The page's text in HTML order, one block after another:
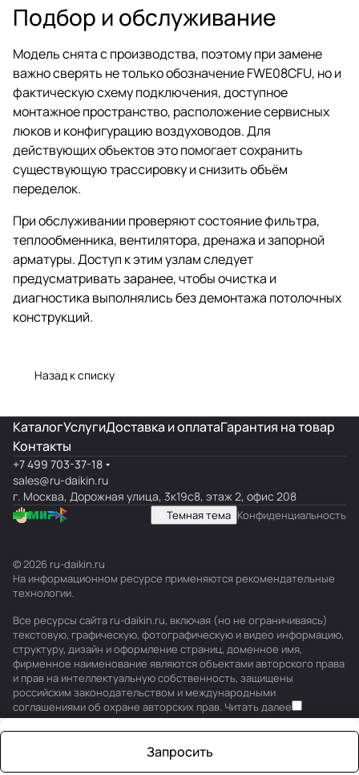
Подбор и обслуживание
Модель снята с производства, поэтому при замене
важно сверять не только обозначение FWE08CFU, но и
фактическую схему подключения, доступное
монтажное пространство, расположение сервисных
люков и конфигурацию воздуховодов. Для
действующих объектов это помогает сохранить
существующую трассировку и снизить объём
переделок.
При обслуживании проверяют состояние фильтра,
теплообменника, вентилятора, дренажа и запорной
арматуры. Доступ к этим узлам следует
предусматривать заранее, чтобы очистка и
диагностика выполнялись без демонтажа потолочных
конструкций.
Назад к списку
Запросить
КаталогУслугиДоставка и оплатаГарантия на товар
Контакты
+7 499 703-37-18
sales@ru-daikin.ru
г. Москва, Дорожная улица, 3к19с8, этаж 2, офис 208
Темная тема Конфиденциальность
© 2026 ru-daikin.ru
На информационном ресурсе применяются рекомендательные
технологии.
Все ресурсы сайта ru-daikin.ru, включая (но не ограничиваясь)
текстовую, графическую, фотографическую и видео информацию,
структуру, дизайн и оформление страниц, доменное имя,
фирменное наименование являются объектами авторского права
и прав на интеллектуальную собственность, защищены
российским законодательством и международными
соглашениями об охране авторских прав. Читать далее